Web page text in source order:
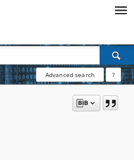
Advanced search ?